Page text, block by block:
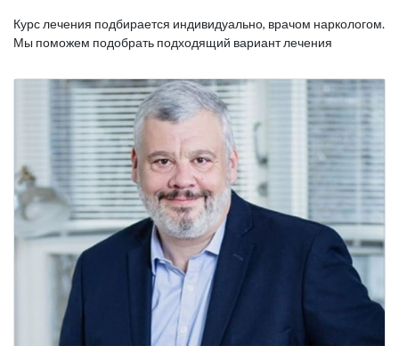
Курс лечения подбирается индивидуально, врачом наркологом.
Мы поможем подобрать подходящий вариант лечения